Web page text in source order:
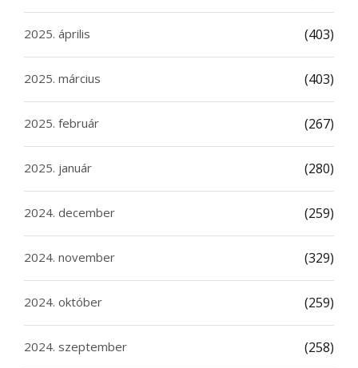
2025. április (403)
2025. március (403)
2025. február (267)
2025. január (280)
2024. december (259)
2024. november (329)
2024. október (259)
2024. szeptember (258)